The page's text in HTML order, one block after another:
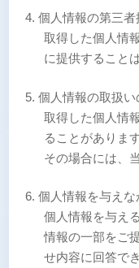
個人情報の第三者
取得した個人情
に提供すること
個人情報の取扱
取得した個人情
ることがあります
その場合には、
個人情報を与え
個人情報を与え
情報の一部をご
せ内容に回答で